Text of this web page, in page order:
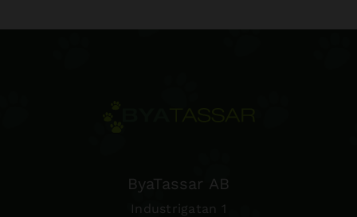
ByaTassar AB
Industrigatan 1